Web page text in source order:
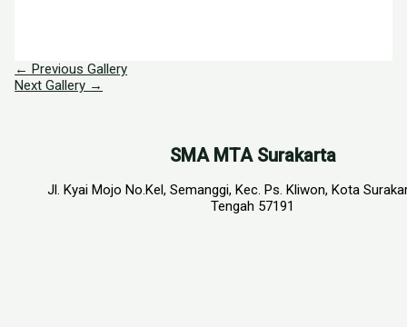
← Previous Gallery
Next Gallery →
SMA MTA Surakarta
Jl. Kyai Mojo No.Kel, Semanggi, Kec. Ps. Kliwon, Kota
Tengah 57191